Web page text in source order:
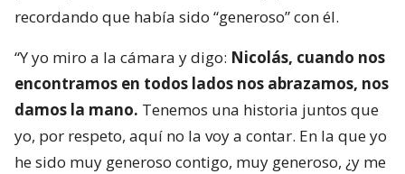
recordando que había sido “generoso” con él.
“Y yo miro a la cámara y digo: Nicolás, cuando nos
encontramos en todos lados nos abrazamos, nos
damos la mano. Tenemos una historia juntos que
yo, por respeto, aquí no la voy a contar. En la que yo
he sido muy generoso contigo, muy generoso, ¿y me